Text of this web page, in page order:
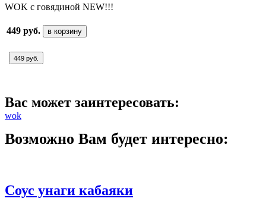
WOK с говядиной NEW!!!
449 руб. в корзину
449 руб.
Вас может заинтересовать:
wok
Возможно Вам будет интересно:
Соус унаги кабаяки